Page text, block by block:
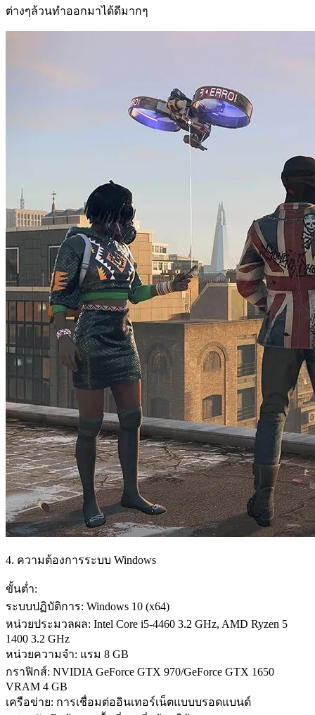
ต่างๆล้วนทำออกมาได้ดีมากๆ
4. ความต้องการระบบ Windows
ขั้นต่ำ:
ระบบปฏิบัติการ: Windows 10 (x64)
หน่วยประมวลผล: Intel Core i5-4460 3.2 GHz, AMD Ryzen 5
1400 3.2 GHz
หน่วยความจำ: แรม 8 GB
กราฟิกส์: NVIDIA GeForce GTX 970/GeForce GTX 1650
VRAM 4 GB
เครือข่าย: การเชื่อมต่ออินเทอร์เน็ตแบบบรอดแบนด์